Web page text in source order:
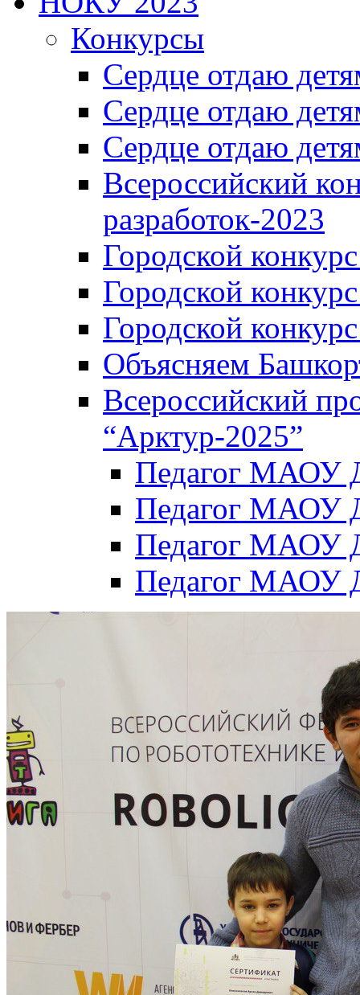
Конкурсы
Сердце отдаю
Сердце отдаю
Сердце отдаю
Всероссийский
разработок-2023
Городской
Городской
Городской
Объясняем
Всероссийский
“Арктур-2025”
Педагог МАОУ
Педагог МАОУ
Педагог МАОУ
Педагог МАОУ